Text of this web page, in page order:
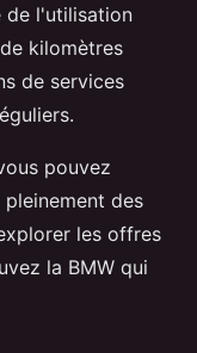
de l'utilisation
kilomètres
de services
pouvez
des
les offres
la BMW qui